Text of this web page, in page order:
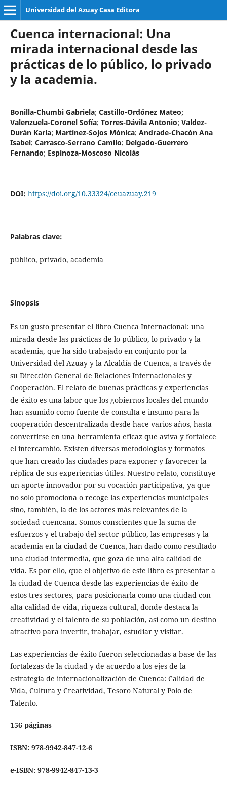
Universidad del Azuay Casa Editora
Cuenca internacional: Una
mirada internacional desde las
prácticas de lo público, lo privado
y la academia.
Bonilla-Chumbi Gabriela; Castillo-Ordónez Mateo;
Valenzuela-Coronel Sofía; Torres-Dávila Antonio; Valdez-
Durán Karla; Martínez-Sojos Mónica; Andrade-Chacón Ana
Isabel; Carrasco-Serrano Camilo; Delgado-Guerrero
Fernando; Espinoza-Moscoso Nicolás
DOI: https://doi.org/10.33324/ceuazuay.219
Palabras clave:
público, privado, academia
Sinopsis
Es un gusto presentar el libro Cuenca Internacional: una
mirada desde las prácticas de lo público, lo privado y la
academia, que ha sido trabajado en conjunto por la
Universidad del Azuay y la Alcaldía de Cuenca, a través de
su Dirección General de Relaciones Internacionales y
Cooperación. El relato de buenas prácticas y experiencias
de éxito es una labor que los gobiernos locales del mundo
han asumido como fuente de consulta e insumo para la
cooperación descentralizada desde hace varios años, hasta
convertirse en una herramienta eficaz que aviva y fortalece
el intercambio. Existen diversas metodologías y formatos
que han creado las ciudades para exponer y favorecer la
réplica de sus experiencias útiles. Nuestro relato, constituye
un aporte innovador por su vocación participativa, ya que
no solo promociona o recoge las experiencias municipales
sino, también, la de los actores más relevantes de la
sociedad cuencana. Somos conscientes que la suma de
esfuerzos y el trabajo del sector público, las empresas y la
academia en la ciudad de Cuenca, han dado como resultado
una ciudad intermedia, que goza de una alta calidad de
vida. Es por ello, que el objetivo de este libro es presentar a
la ciudad de Cuenca desde las experiencias de éxito de
estos tres sectores, para posicionarla como una ciudad con
alta calidad de vida, riqueza cultural, donde destaca la
creatividad y el talento de su población, así como un destino
atractivo para invertir, trabajar, estudiar y visitar.
Las experiencias de éxito fueron seleccionadas a base de las
fortalezas de la ciudad y de acuerdo a los ejes de la
estrategia de internacionalización de Cuenca: Calidad de
Vida, Cultura y Creatividad, Tesoro Natural y Polo de
Talento.
156 páginas
ISBN: 978-9942-847-12-6
e-ISBN: 978-9942-847-13-3